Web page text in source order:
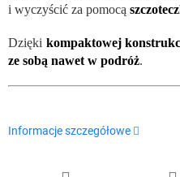
i wyczyścić za pomocą
Dzięki kompaktowej
ze sobą nawet w podróż.
Informacje szczegółowe